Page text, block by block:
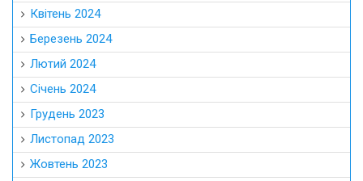
Квітень 2024
Березень 2024
Лютий 2024
Січень 2024
Грудень 2023
Листопад 2023
Жовтень 2023